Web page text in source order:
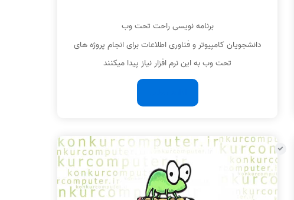
برنامه نویسی راحت تحت وب
دانشجویان کامپیوتر و فناوری اطلاعات برای انجام پروژه های
تحت وب به این نرم افزار نیاز پیدا میکنند